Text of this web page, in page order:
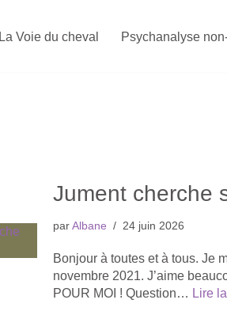
La Voie du cheval Psychanalyse
Jument cherche
parAlbane 24 juin 2026
Bonjour à toutes et à tous. Je
novembre 2021. J’aime
POUR MOI ! Question… Lire